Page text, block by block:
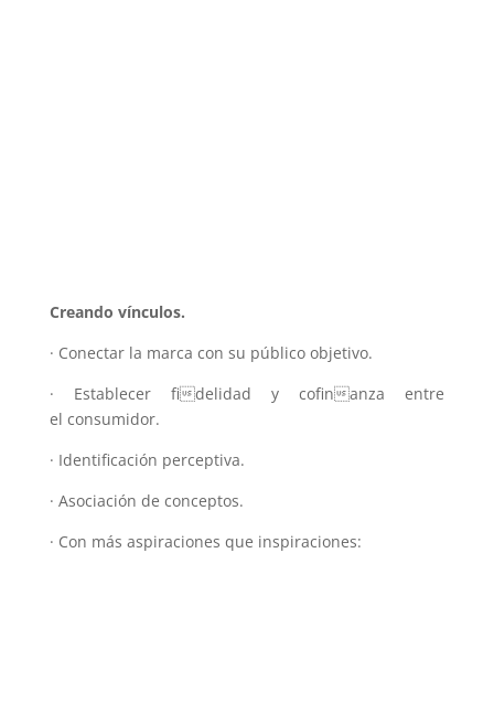
Creando vínculos.
· Conectar la marca con su público objetivo.
· Establecer fidelidad y cofinanza entre
el consumidor.
· Identificación perceptiva.
· Asociación de conceptos.
· Con más aspiraciones que inspiraciones: